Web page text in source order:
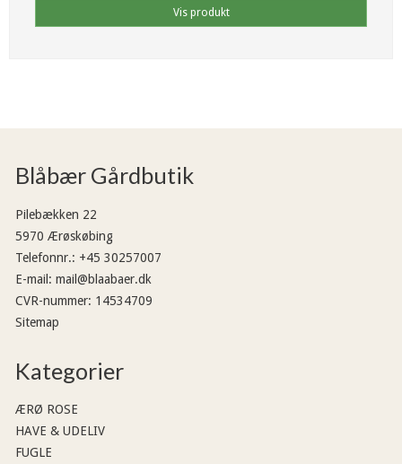
Vis produkt
Blåbær Gårdbutik
Pilebækken 22
5970 Ærøskøbing
Telefonnr.: +45 30257007
E-mail : mail@blaabaer.dk
CVR-nummer: 14534709
Sitemap
Kategorier
ÆRØ ROSE
HAVE & UDELIV
FUGLE